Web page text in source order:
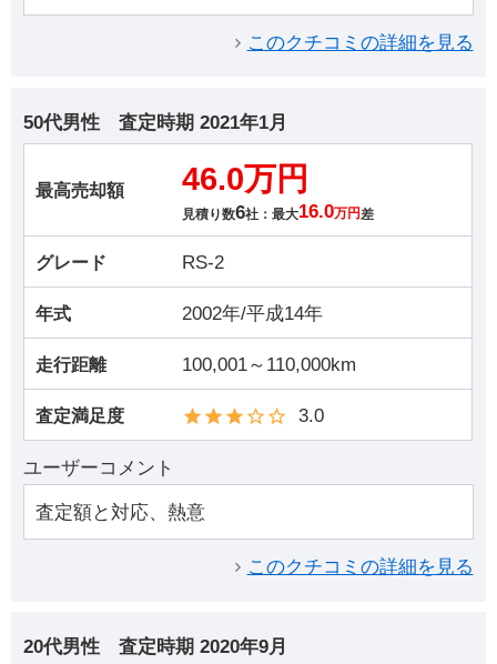
このクチコミの詳細を見る
50代男性 査定時期 2021年1月
最高売却額 46.0万円
見積り数6社：最大16.0万円 差
グレード RS-2
年式 2002年/平成14年
走行距離 100,001～110,000km
査定満足度 3.0
ユーザーコメント
査定額と対応、熱意
このクチコミの詳細を見る
20代男性 査定時期 2020年9月